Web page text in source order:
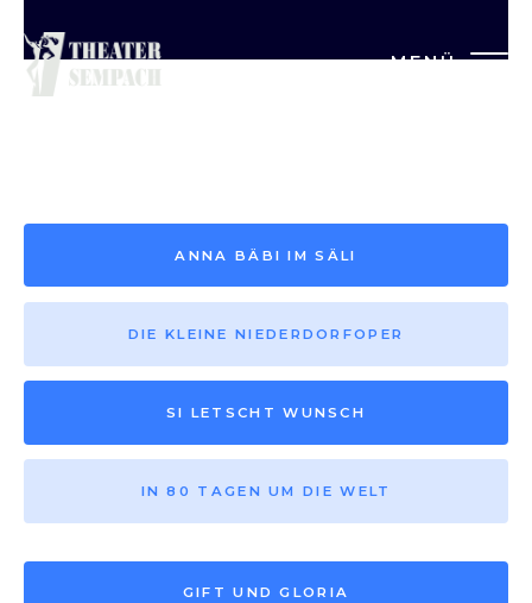
MENÜ
Saison vor 2013
ANNA BÄBI IM SÄLI
DIE KLEINE NIEDERDORFOPER
SI LETSCHT WUNSCH
IN 80 TAGEN UM DIE WELT
GIFT UND GLORIA